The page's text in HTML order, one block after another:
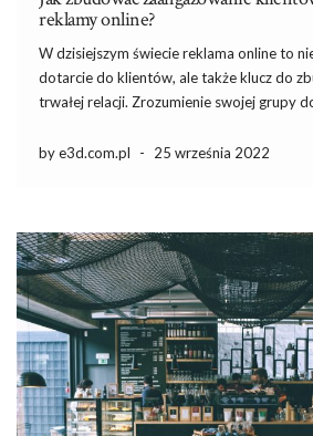
reklamy online?
W dzisiejszym świecie reklama online to
dotarcie do klientów, ale także klucz do
trwałej relacji. Zrozumienie swojej grupy
kampanie. Wybór odpowiednich
by e3d.com.pl - 25 września 2022